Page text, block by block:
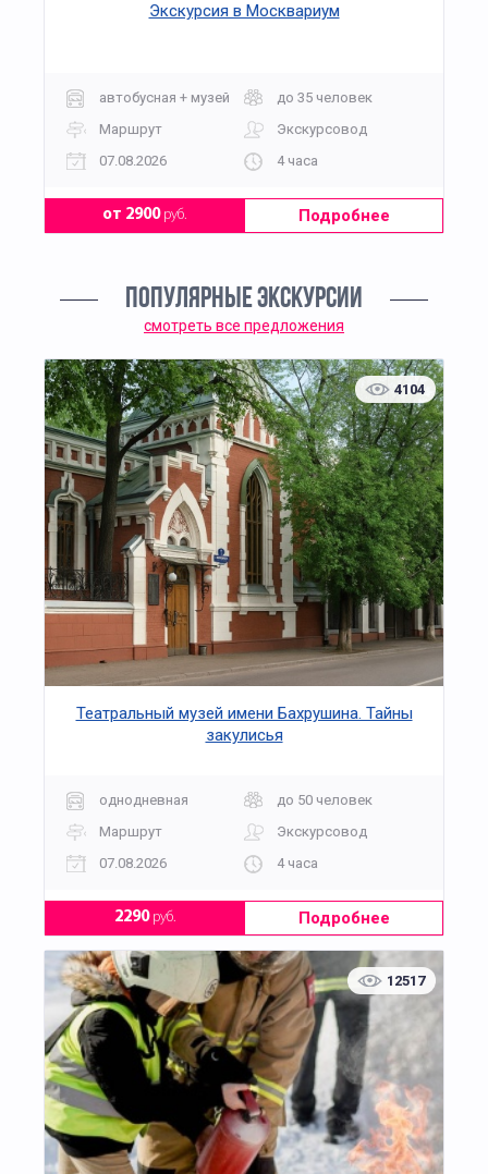
Экскурсия в Москвариум
автобусная + музей
до 35 человек
Маршрут
Экскурсовод
07.08.2026
4 часа
от 2900руб. Подробнее
ПОПУЛЯРНЫЕ ЭКСКУРСИИ
смотреть все предложения
4104
Театральный музей имени Бахрушина. Тайны
закулисья
однодневная
до 50 человек
Маршрут
Экскурсовод
07.08.2026
4 часа
2290руб. Подробнее
12517